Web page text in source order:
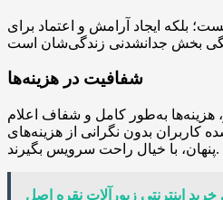
بلکه ایجاد آرامش و اعتماد برای
شفافیت در هزینه‌ها
هزینه‌ها به‌طور کامل و شفاف اعلام
بدون نگرانی از هزینه‌های
پنهان، با خیال راحت سرویس بگیرند.
خرید اینترنتی زیورآلات نقره اصل